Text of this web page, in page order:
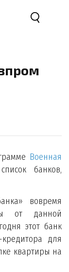
Военная
банков,
вовремя
от данной
этот банк
для
квартиры на